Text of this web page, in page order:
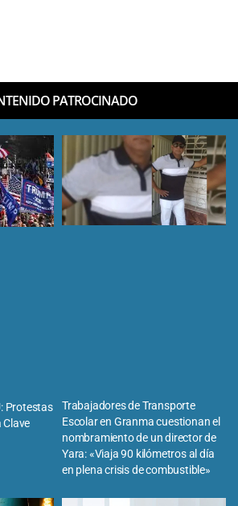
PATROCINADO
Protestas
Clave
Trabajadores de Transporte
Escolar en Granma cuestionan el
nombramiento de un director de
Yara: «Viaja 90 kilómetros al día
en plena crisis de combustible»